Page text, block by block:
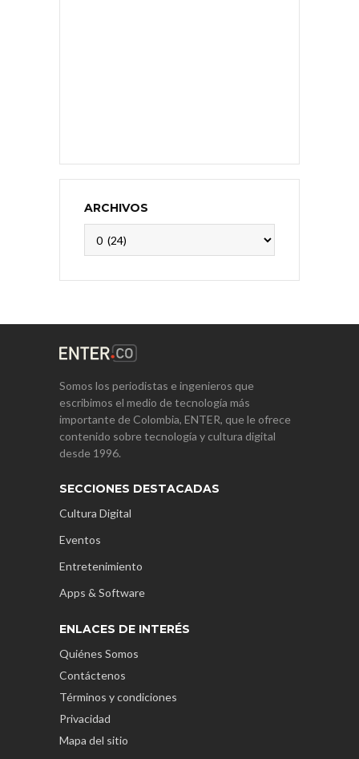
ARCHIVOS
Somos los periodistas e ingenieros que
escribimos el medio de tecnología más
importante de Colombia, ENTER, que le ofrece
contenido sobre tecnología y cultura digital
desde 1996.
SECCIONES DESTACADAS
Cultura Digital
Eventos
Entretenimiento
Apps & Software
ENLACES DE INTERÉS
Quiénes Somos
Contáctenos
Términos y condiciones
Privacidad
Mapa del sitio